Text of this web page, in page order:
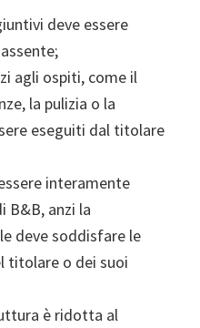
deve essere
agli ospiti, come il
la pulizia o la
eseguiti dal titolare
interamente
B&B, anzi la
deve soddisfare le
titolare o dei suoi
è ridotta al